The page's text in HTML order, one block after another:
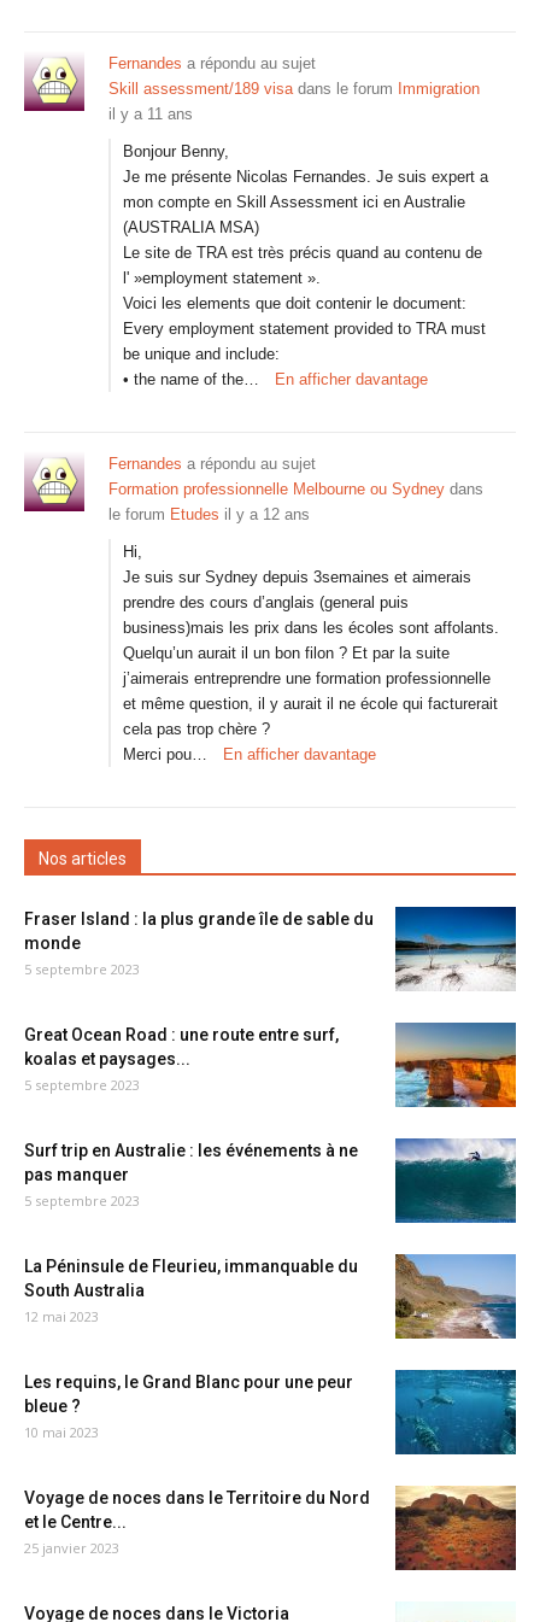
Fernandes a répondu au sujet
Skill assessment/189 visadans le forum Immigration
il y a 11 ans
Bonjour Benny,
Je me présente Nicolas Fernandes. Je suis expert a
mon compte en Skill Assessment ici en Australie
(AUSTRALIA MSA)
Le site de TRA est très précis quand au contenu de
l' »employment statement ».
Voici les elements que doit contenir le document:
Every employment statement provided to TRA must
be unique and include:
• the name of the…
En afficher davantage
Fernandes a répondu au sujet
Formation professionnelle Melbourne ou Sydney dans
le forum Etudes il y a 12 ans
Hi,
Je suis sur Sydney depuis 3semaines et aimerais
prendre des cours d’anglais (general puis
business)mais les prix dans les écoles sont affolants.
Quelqu’un aurait il un bon filon ? Et par la suite
j’aimerais entreprendre une formation professionnelle
et même question, il y aurait il ne école qui facturerait
cela pas trop chère ?
Merci pou…
En afficher davantage
Nos articles
Fraser Island : la plus grande île de sable du
monde
5 septembre 2023
Great Ocean Road : une route entre surf,
koalas et paysages...
5 septembre 2023
Surf trip en Australie : les événements à ne
pas manquer
5 septembre 2023
La Péninsule de Fleurieu, immanquable du
South Australia
12 mai 2023
Les requins, le Grand Blanc pour une peur
bleue ?
10 mai 2023
Voyage de noces dans le Territoire du Nord
et le Centre...
25 janvier 2023
Voyage de noces dans le Victoria